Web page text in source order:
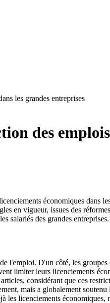
les grandes entreprises
des
économiques dans
en vigueur, issues des
salariés des grandes
l'emploi. D'un côté, les
limiter leurs licenciements
considérant que ces
mais a globalement
les licenciements économiques,